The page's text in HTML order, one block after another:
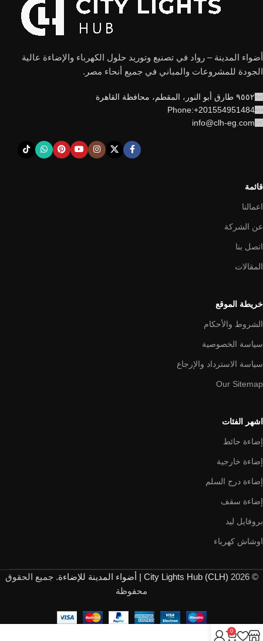
أضواء المدينة – رواد في تصنيع وتوريد حلول الكهرباء والإضاءة عالية
الجودة للمشروعات والمباني في جميع أنحاء مصر.
٩٥٥٢ طارق أبو النور، المقطم، محافظة القاهرة
Phone:+201554951484
info@clh-eg.com
قائمة
اعمالنا
عن الشركة
اتصل بنا
المقالات
خريطة الموقع
الشروط والأحكام
سياسة الخصوصية
سياسة الاسترداد والإرجاع
Our Sitemap
اشهر الفئات
إضاءة حائط
إضاءة خارجية
إضاءة درج السلم
إضاءة سقف
بروفايل ليد
اوشاش كهرباء
© 2026 City Lights Hub (CLH) | أضواء المدينة للإضاءة
. جميع الحقوق
محفوظة
0